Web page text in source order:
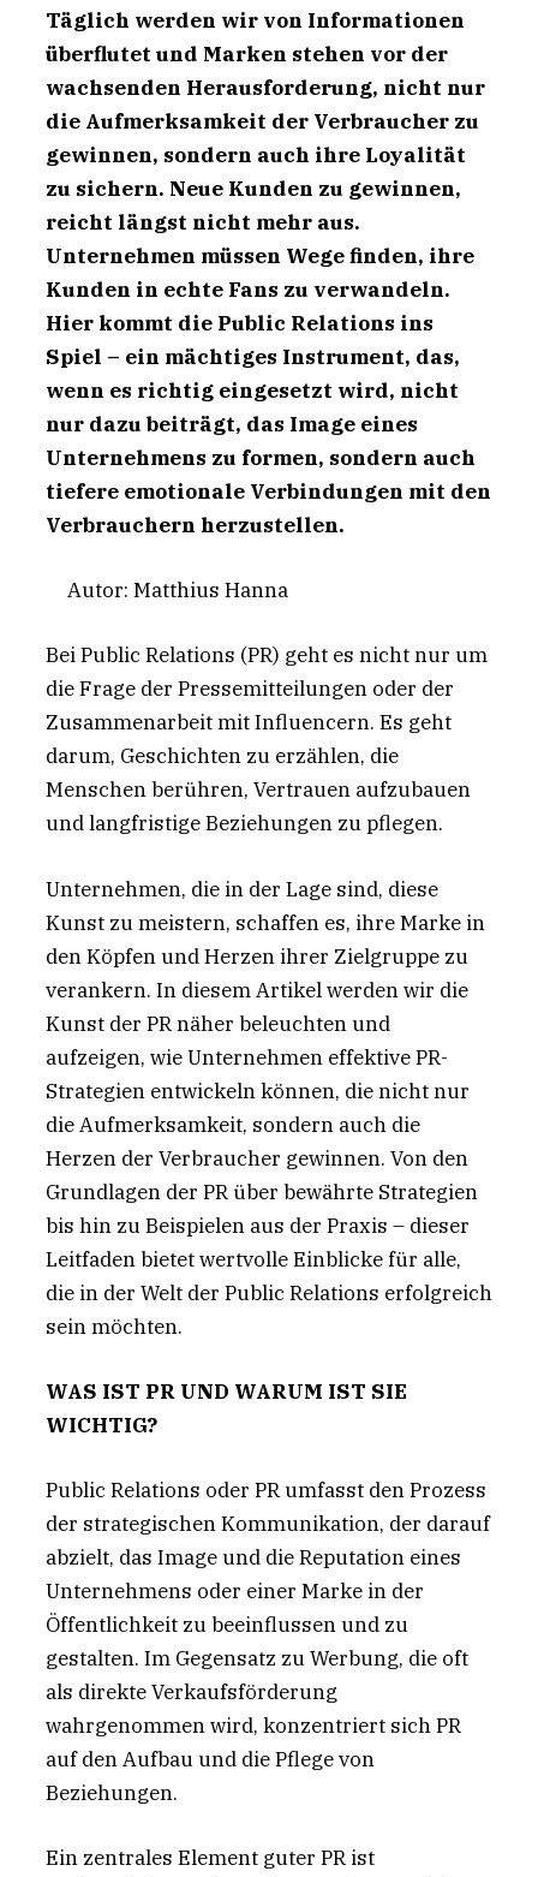
Täglich werden wir von Informationen
überflutet und Marken stehen vor der
wachsenden Herausforderung, nicht nur
die Aufmerksamkeit der Verbraucher zu
gewinnen, sondern auch ihre Loyalität
zu sichern. Neue Kunden zu gewinnen,
reicht längst nicht mehr aus.
Unternehmen müssen Wege finden, ihre
Kunden in echte Fans zu verwandeln.
Hier kommt die Public Relations ins
Spiel – ein mächtiges Instrument, das,
wenn es richtig eingesetzt wird, nicht
nur dazu beiträgt, das Image eines
Unternehmens zu formen, sondern auch
tiefere emotionale Verbindungen mit den
Verbrauchern herzustellen.
Autor: Matthius Hanna
Bei Public Relations (PR) geht es nicht nur um
die Frage der Pressemitteilungen oder der
Zusammenarbeit mit Influencern. Es geht
darum, Geschichten zu erzählen, die
Menschen berühren, Vertrauen aufzubauen
und langfristige Beziehungen zu pflegen.
Unternehmen, die in der Lage sind, diese
Kunst zu meistern, schaffen es, ihre Marke in
den Köpfen und Herzen ihrer Zielgruppe zu
verankern. In diesem Artikel werden wir die
Kunst der PR näher beleuchten und
aufzeigen, wie Unternehmen effektive PR-
Strategien entwickeln können, die nicht nur
die Aufmerksamkeit, sondern auch die
Herzen der Verbraucher gewinnen. Von den
Grundlagen der PR über bewährte Strategien
bis hin zu Beispielen aus der Praxis – dieser
Leitfaden bietet wertvolle Einblicke für alle,
die in der Welt der Public Relations erfolgreich
sein möchten.
WAS IST PR UND WARUM IST SIE
WICHTIG?
Public Relations oder PR umfasst den Prozess
der strategischen Kommunikation, der darauf
abzielt, das Image und die Reputation eines
Unternehmens oder einer Marke in der
Öffentlichkeit zu beeinflussen und zu
gestalten. Im Gegensatz zu Werbung, die oft
als direkte Verkaufsförderung
wahrgenommen wird, konzentriert sich PR
auf den Aufbau und die Pflege von
Beziehungen.
Ein zentrales Element guter PR ist